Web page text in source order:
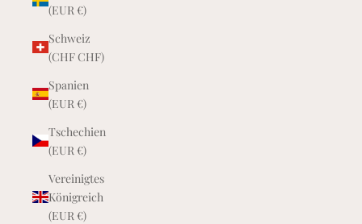
(EUR €)
Schweiz
(CHF CHF)
Spanien
(EUR €)
Tschechien
(EUR €)
Vereinigtes
Königreich
(EUR €)